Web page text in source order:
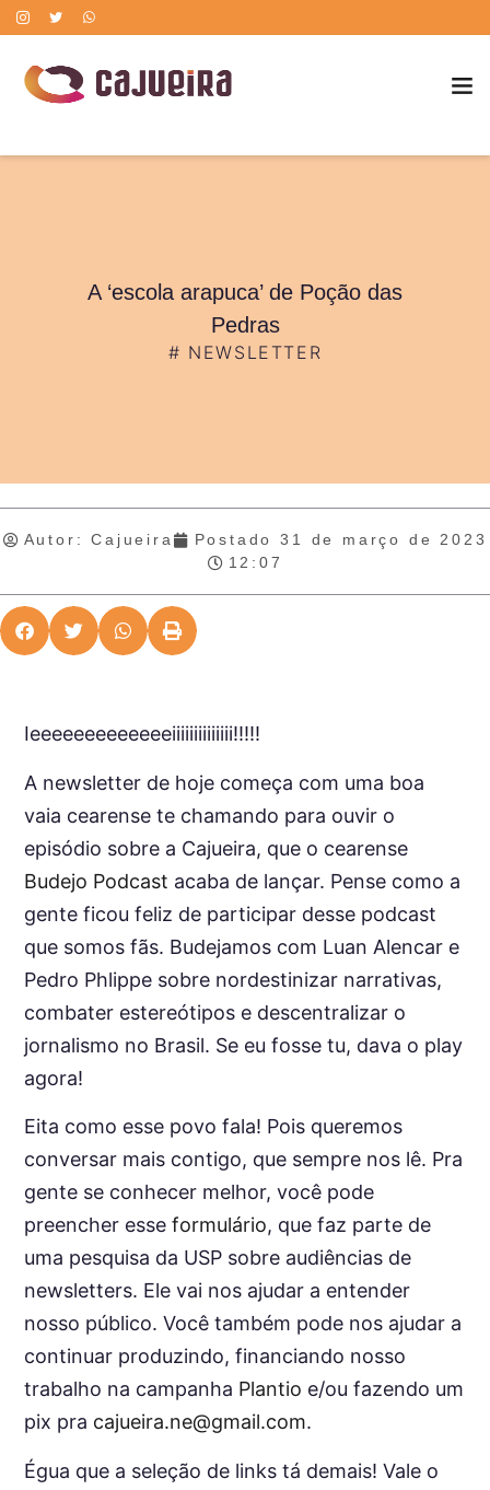
A ‘escola arapuca’ de Poção das
Pedras
# NEWSLETTER
Autor: Cajueira Postado
31 de março de 2023
12:07
Ieeeeeeeeeeeeeiiiiiiiiiiiiii!!!!!
A newsletter de hoje começa com uma boa
vaia cearense te chamando para ouvir o
episódio sobre a Cajueira, que o cearense
Budejo Podcast acaba de lançar. Pense como a
gente ficou feliz de participar desse podcast
que somos fãs. Budejamos com Luan Alencar e
Pedro Phlippe sobre nordestinizar narrativas,
combater estereótipos e descentralizar o
jornalismo no Brasil. Se eu fosse tu, dava o play
agora!
Eita como esse povo fala! Pois queremos
conversar mais contigo, que sempre nos lê. Pra
gente se conhecer melhor, você pode
preencher esseformulário, que faz parte de
uma pesquisa da USP sobre audiências de
newsletters. Ele vai nos ajudar a entender
nosso público. Você também pode nos ajudar a
continuar produzindo, financiando nosso
trabalho na campanha Plantio e/ou fazendo um
pix pra cajueira.ne@gmail.com.
Égua que a seleção de links tá demais! Vale o